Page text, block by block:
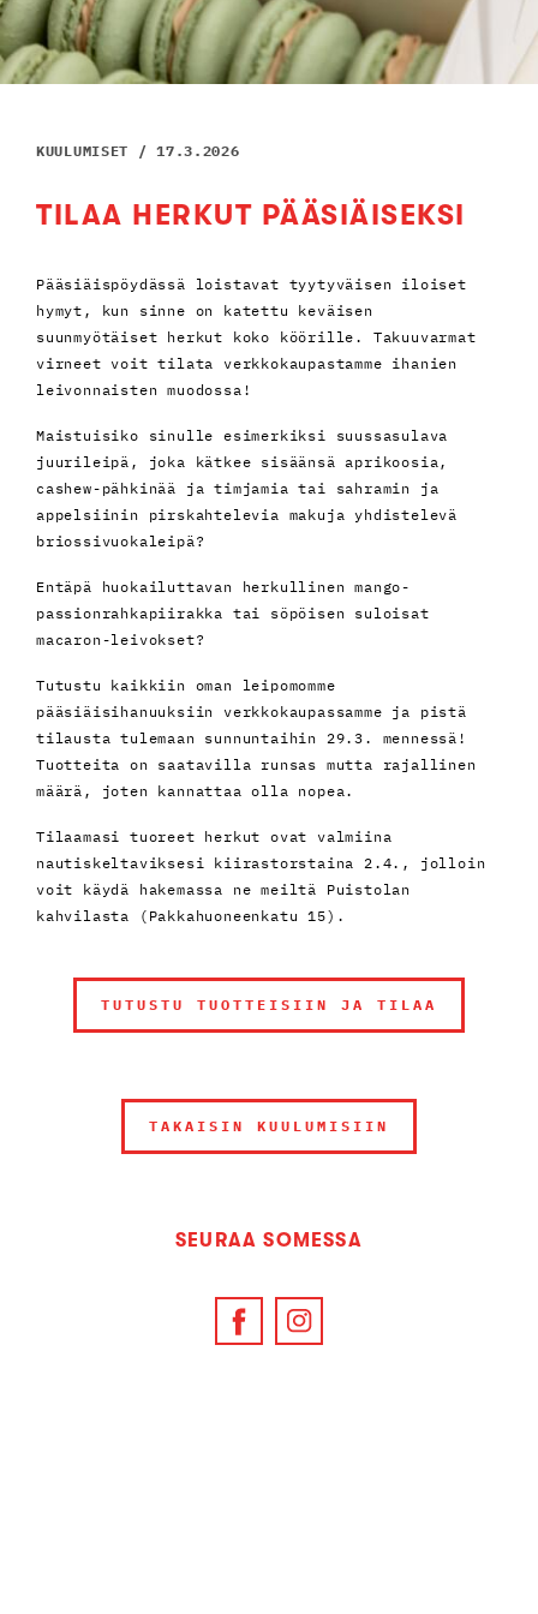
KUULUMISET / 17.3.2026
TILAA HERKUT PÄÄSIÄISEKSI
Pääsiäispöydässä loistavat tyytyväisen iloiset
hymyt, kun sinne on katettu keväisen
suunmyötäiset herkut koko köörille. Takuuvarmat
virneet voit tilata verkkokaupastamme ihanien
leivonnaisten muodossa!
Maistuisiko sinulle esimerkiksi suussasulava
juurileipä, joka kätkee sisäänsä aprikoosia,
cashew-pähkinää ja timjamia tai sahramin ja
appelsiinin pirskahtelevia makuja yhdistelevä
briossivuokaleipä?
Entäpä huokailuttavan herkullinen mango-
passionrahkapiirakka tai söpöisen suloisat
macaron-leivokset?
Tutustu kaikkiin oman leipomomme
pääsiäisihanuuksiin verkkokaupassamme ja pistä
tilausta tulemaan sunnuntaihin 29.3. mennessä!
Tuotteita on saatavilla runsas mutta rajallinen
määrä, joten kannattaa olla nopea.
Tilaamasi tuoreet herkut ovat valmiina
nautiskeltaviksesi kiirastorstaina 2.4., jolloin
voit käydä hakemassa ne meiltä Puistolan
kahvilasta (Pakkahuoneenkatu 15).
TUTUSTU TUOTTEISIIN JA TILAA
TAKAISIN KUULUMISIIN
SEURAA SOMESSA